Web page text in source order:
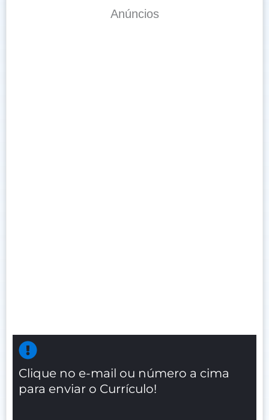
Anúncios
Clique no e-mail ou número a cima
para enviar o Currículo!